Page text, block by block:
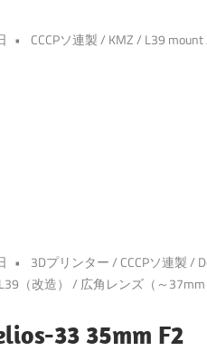
CCCPソ連製/ KMZ/ L39 mount
3Dプリンター/ CCCPソ連製/
L39（改造） / 広角レンズ（～37mm
33 35mm F2